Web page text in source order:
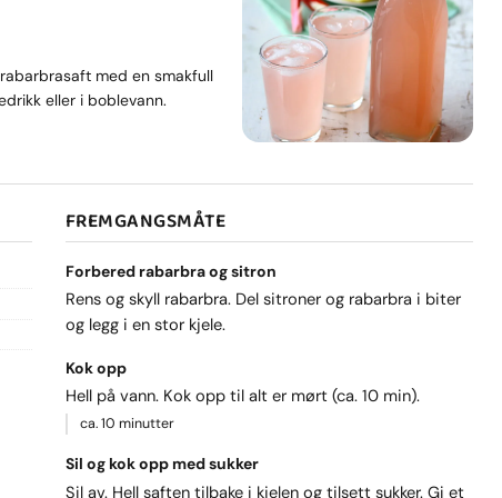
med en smakfull
eller i boblevann.
FREMGANGSMÅTE
Forbered rabarbra og sitron
Rens og skyll rabarbra. Del sitroner og rabarbra i biter
og legg i en stor kjele.
Kok opp
Hell på vann. Kok opp til alt er mørt (ca. 10 min).
ca. 10 minutter
Sil og kok opp med sukker
Sil av. Hell saften tilbake i kjelen og tilsett sukker. Gi et